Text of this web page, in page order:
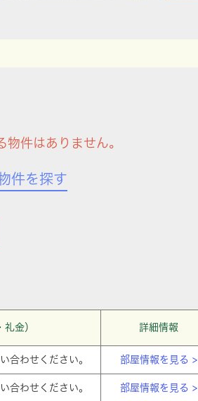
件はありません。
件を探す
金） 詳細情報
わせください。 部屋情報を見る >
わせください。 部屋情報を見る >